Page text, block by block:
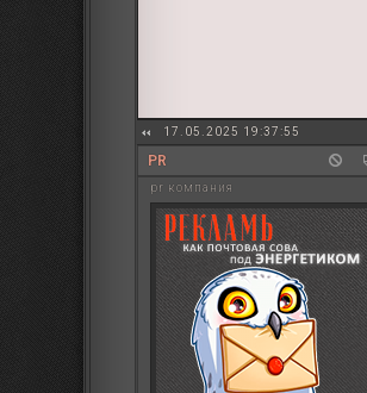
17.05.2025 19:37:55
PR
pr компания